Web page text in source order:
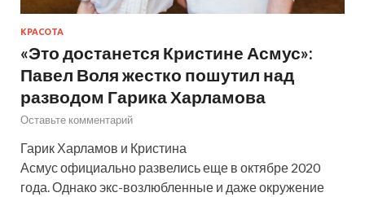
КРАСОТА
«Это достанется Кристине Асмус»:
Павел Воля жестко пошутил над
разводом Гарика Харламова
Оставьте комментарий
Гарик Харламов и Кристина
Асмус официально развелись еще в октябре 2020
года. Однако экс-возлюбленные и даже окружение